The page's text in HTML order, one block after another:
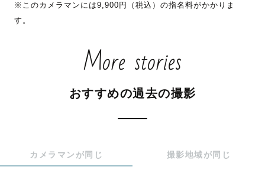
✅「おで」ってこんな人
1982年8月生まれ。
広島県の尾道市出身で、
です！
※このカメラマンには9,900円（税込）の指名料がかかりま
す。
More stories
おすすめの過去の撮影
カメラマンが同じ 撮影地域が同じ